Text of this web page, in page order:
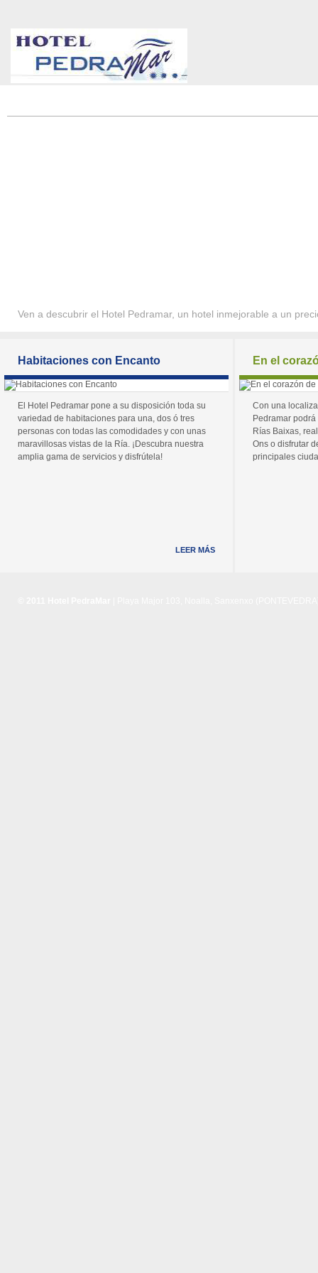
Ven a descubrir el Hotel Pedramar, un hotel inmejorable a un
Habitaciones con Encanto
El Hotel Pedramar pone a su disposición toda su
variedad de habitaciones para una, dos ó tres
personas con todas las comodidades y con unas
maravillosas vistas de la Ría. ¡Descubra nuestra
amplia gama de servicios y disfrútela!
LEER MÁS
En el
Con una
Pedramar
Rías Baixas,
Ons o disfrutar
principales